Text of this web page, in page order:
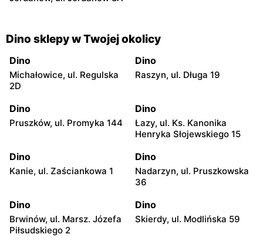
Dino sklepy w Twojej okolicy
Dino
Michałowice, ul. Regulska
2D
Dino
Raszyn, ul. Długa 19
Dino
Pruszków, ul. Promyka 144
Dino
Łazy, ul. Ks. Kanonika
Henryka Słojewskiego 15
Dino
Kanie, ul. Zaściankowa 1
Dino
Nadarzyn, ul. Pruszkowska
36
Dino
Brwinów, ul. Marsz. Józefa
Piłsudskiego 2
Dino
Skierdy, ul. Modlińska 59